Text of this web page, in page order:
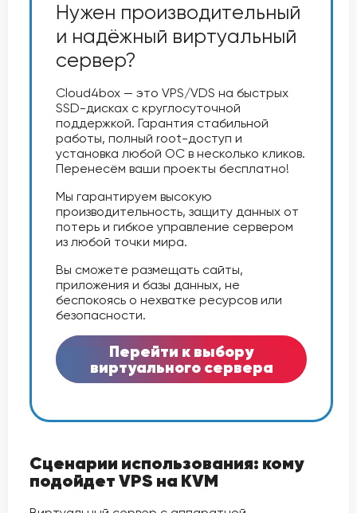
Нужен производительный
и надёжный виртуальный
сервер?
Cloud4box — это VPS/VDS на быстрых
SSD-дисках с круглосуточной
поддержкой. Гарантия стабильной
работы, полный root-доступ и
установка любой ОС в несколько кликов.
Перенесём ваши проекты бесплатно!
Мы гарантируем высокую
производительность, защиту данных от
потерь и гибкое управление сервером
из любой точки мира.
Вы сможете размещать сайты,
приложения и базы данных, не
беспокоясь о нехватке ресурсов или
безопасности.
Перейти к выбору
виртуального сервера
Сценарии использования: кому
подойдет VPS на KVM